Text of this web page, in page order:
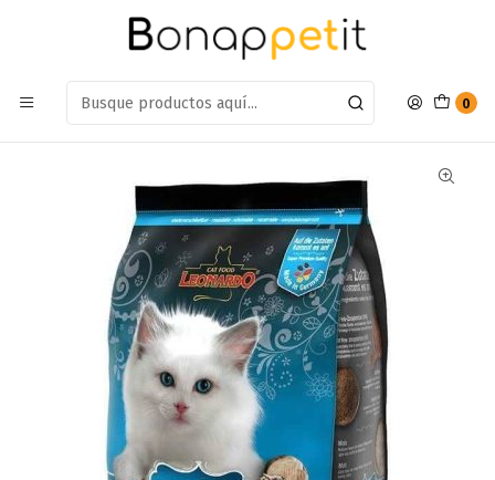
0
Estamos en: Antumalal 612, Quilicura Míranos en Maps
Alimento Leonardo Cachorro 2kg